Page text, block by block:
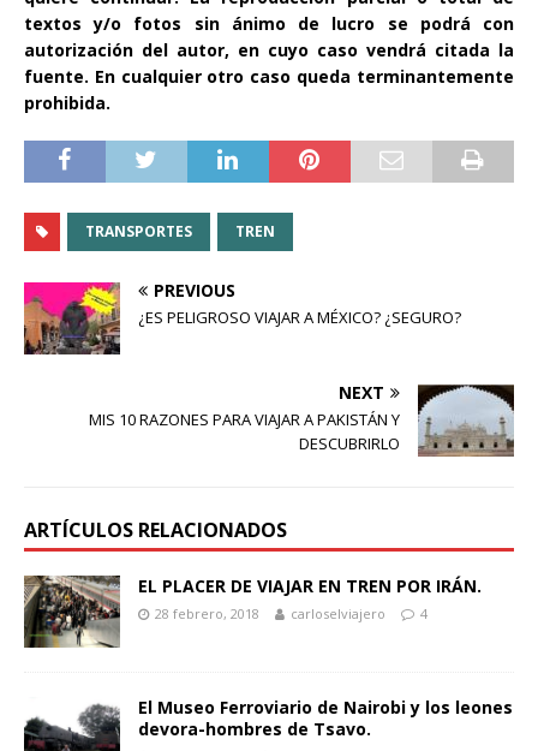
textos y/o fotos sin ánimo de lucro se podrá con
autorización del autor, en cuyo caso vendrá citada la
fuente. En cualquier otro caso queda terminantemente
prohibida.
TRANSPORTES TREN
PREVIOUS
¿ES PELIGROSO VIAJAR A MÉXICO? ¿SEGURO?
NEXT
MIS 10 RAZONES PARA VIAJAR A PAKISTÁN Y
DESCUBRIRLO
ARTÍCULOS RELACIONADOS
EL PLACER DE VIAJAR EN TREN POR IRÁN.
28 febrero, 2018 carloselviajero 4
El Museo Ferroviario de Nairobi y los leones
devora-hombres de Tsavo.